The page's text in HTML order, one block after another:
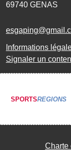
69740 GENAS
Informations
Signaler un
SPORTSREGIONS
Charte